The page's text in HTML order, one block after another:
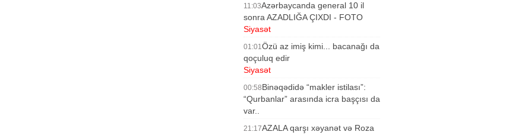
11:03Azərbaycanda general 10 il
sonra AZADLIĞA ÇIXDI - FOTO
Siyasət
01:01Özü az imiş kimi... bacanağı da
qoçuluq edir
Siyasət
00:58Binəqədidə “makler istilası”:
“Qurbanlar” arasında icra başçısı da
var..
21:17AZALA qarşı xəyanət və Roza